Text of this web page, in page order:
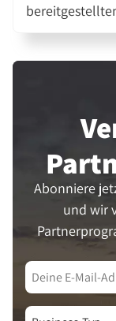
Abonniere
und wir